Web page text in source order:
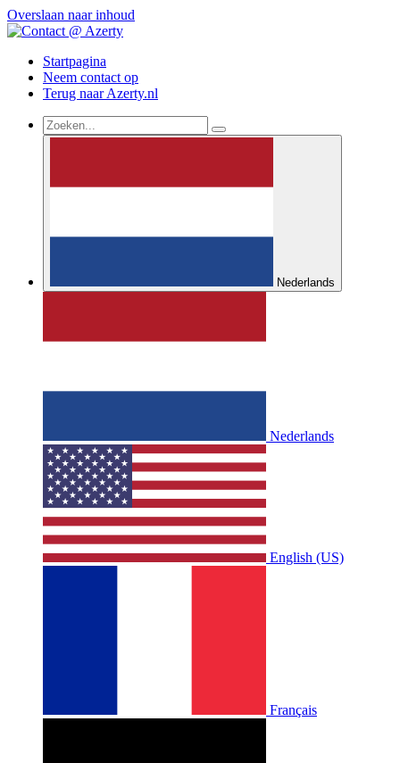
Overslaan naar inhoud
Startpagina
Neem contact op
Terug naar Azerty.nl
Nederlands
Nederlands
English (US)
Français